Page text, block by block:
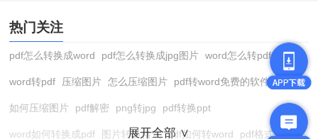
热门关注
pdf怎么转换成word pdf怎么转换成jpg图片 word怎么转pdf
word转pdf 压缩图片 怎么压缩图片 pdf转word免费的软件
如何压缩图片 pdf解密 png转jpg pdf转换ppt
word如何转换成pdf 图片转换格式 pdf如何转word pdf格式转换
展开全部 ∨